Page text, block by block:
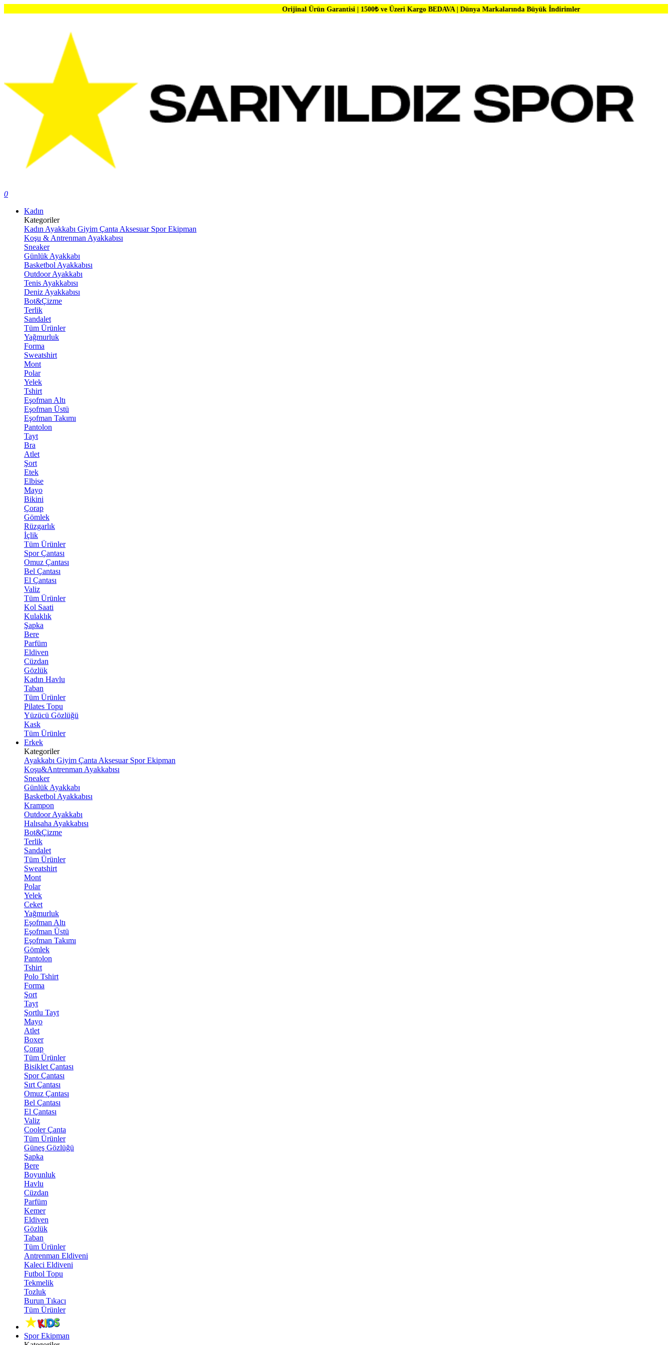
Orijinal Ürün Garantisi | 1500₺ ve Üzeri Kargo BEDAVA | Dünya Markalarında Büyük İndirimler
0
Kadın
Kategoriler
Kadın Ayakkabı Giyim Çanta Aksesuar Spor Ekipman
Koşu & Antrenman Ayakkabısı
Sneaker
Günlük Ayakkabı
Basketbol Ayakkabısı
Outdoor Ayakkabı
Tenis Ayakkabısı
Deniz Ayakkabısı
Bot&Çizme
Terlik
Sandalet
Tüm Ürünler
Yağmurluk
Forma
Sweatshirt
Mont
Polar
Yelek
Tshirt
Eşofman Altı
Eşofman Üstü
Eşofman Takımı
Pantolon
Tayt
Bra
Atlet
Şort
Etek
Elbise
Mayo
Bikini
Çorap
Gömlek
Rüzgarlık
İçlik
Tüm Ürünler
Spor Çantası
Omuz Çantası
Bel Çantası
El Çantası
Valiz
Tüm Ürünler
Kol Saati
Kulaklık
Şapka
Bere
Parfüm
Eldiven
Cüzdan
Gözlük
Kadın Havlu
Taban
Tüm Ürünler
Pilates Topu
Yüzücü Gözlüğü
Kask
Tüm Ürünler
Erkek
Kategoriler
Ayakkabı Giyim Çanta Aksesuar Spor Ekipman
Koşu&Antrenman Ayakkabısı
Sneaker
Günlük Ayakkabı
Basketbol Ayakkabısı
Krampon
Outdoor Ayakkabı
Halısaha Ayakkabısı
Bot&Çizme
Terlik
Sandalet
Tüm Ürünler
Sweatshirt
Mont
Polar
Yelek
Ceket
Yağmurluk
Eşofman Altı
Eşofman Üstü
Eşofman Takımı
Gömlek
Pantolon
Tshirt
Polo Tshirt
Forma
Şort
Tayt
Şortlu Tayt
Mayo
Atlet
Boxer
Çorap
Tüm Ürünler
Bisiklet Çantası
Spor Çantası
Sırt Çantası
Omuz Çantası
Bel Çantası
El Çantası
Valiz
Cooler Çanta
Tüm Ürünler
Güneş Gözlüğü
Şapka
Bere
Boyunluk
Havlu
Cüzdan
Parfüm
Kemer
Eldiven
Gözlük
Taban
Tüm Ürünler
Antrenman Eldiveni
Kaleci Eldiveni
Futbol Topu
Tekmelik
Tozluk
Burun Tıkacı
Tüm Ürünler
Spor Ekipman